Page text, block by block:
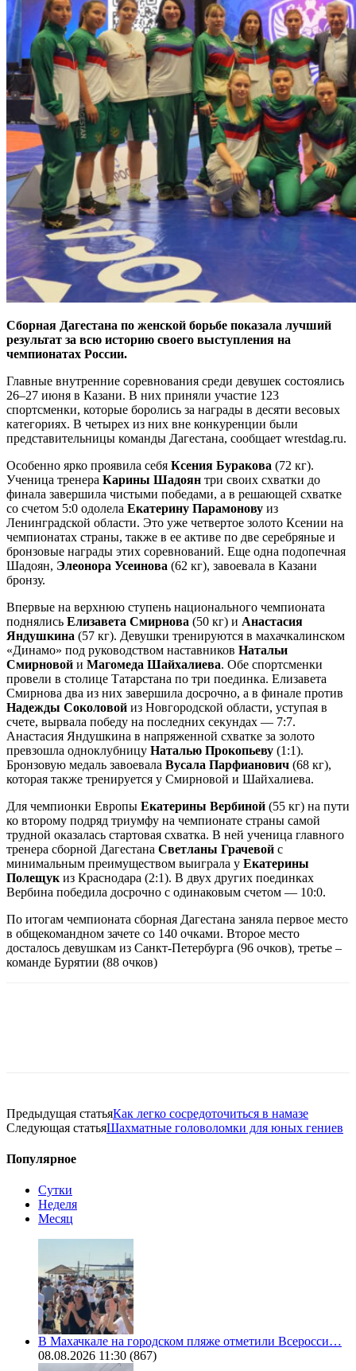
Сборная Дагестана по женской борьбе показала лучший
результат за всю историю своего выступления на
чемпионатах России.
Главные внутренние соревнования среди девушек состоялись
26–27 июня в Казани. В них приняли участие 123
спортсменки, которые боролись за награды в десяти весовых
категориях. В четырех из них вне конкуренции были
представительницы команды Дагестана, сообщает wrestdag.ru.
Особенно ярко проявила себя Ксения Буракова (72 кг).
Ученица тренера Карины Шадоян три своих схватки до
финала завершила чистыми победами, а в решающей схватке
со счетом 5:0 одолела Екатерину Парамонову из
Ленинградской области. Это уже четвертое золото Ксении на
чемпионатах страны, также в ее активе по две серебряные и
бронзовые награды этих соревнований. Еще одна подопечная
Шадоян, Элеонора Усеинова (62 кг), завоевала в Казани
бронзу.
Впервые на верхнюю ступень национального чемпионата
поднялись Елизавета Смирнова (50 кг) и Анастасия
Яндушкина (57 кг). Девушки тренируются в махачкалинском
«Динамо» под руководством наставников Натальи
Смирновой и Магомеда Шайхалиева. Обе спортсменки
провели в столице Татарстана по три поединка. Елизавета
Смирнова два из них завершила досрочно, а в финале против
Надежды Соколовой из Новгородской области, уступая в
счете, вырвала победу на последних секундах — 7:7.
Анастасия Яндушкина в напряженной схватке за золото
превзошла одноклубницу Наталью Прокопьеву (1:1).
Бронзовую медаль завоевала Вусала Парфианович (68 кг),
которая также тренируется у Смирновой и Шайхалиева.
Для чемпионки Европы Екатерины Вербиной (55 кг) на пути
ко второму подряд триумфу на чемпионате страны самой
трудной оказалась стартовая схватка. В ней ученица главного
тренера сборной Дагестана Светланы Грачевой с
минимальным преимуществом выиграла у Екатерины
Полещук из Краснодара (2:1). В двух других поединках
Вербина победила досрочно с одинаковым счетом — 10:0.
По итогам чемпионата сборная Дагестана заняла первое место
в общекомандном зачете со 140 очками. Второе место
досталось девушкам из Санкт-Петербурга (96 очков), третье –
команде Бурятии (88 очков)
Предыдущая статьяКак легко сосредоточиться в намазе
Следующая статьяШахматные головоломки для юных гениев
Популярное
Сутки
Неделя
Месяц
В Махачкале на городском пляже отметили Всеросси…
08.08.2026 11:30 (867)